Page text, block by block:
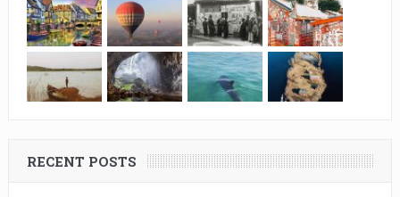
RECENT POSTS